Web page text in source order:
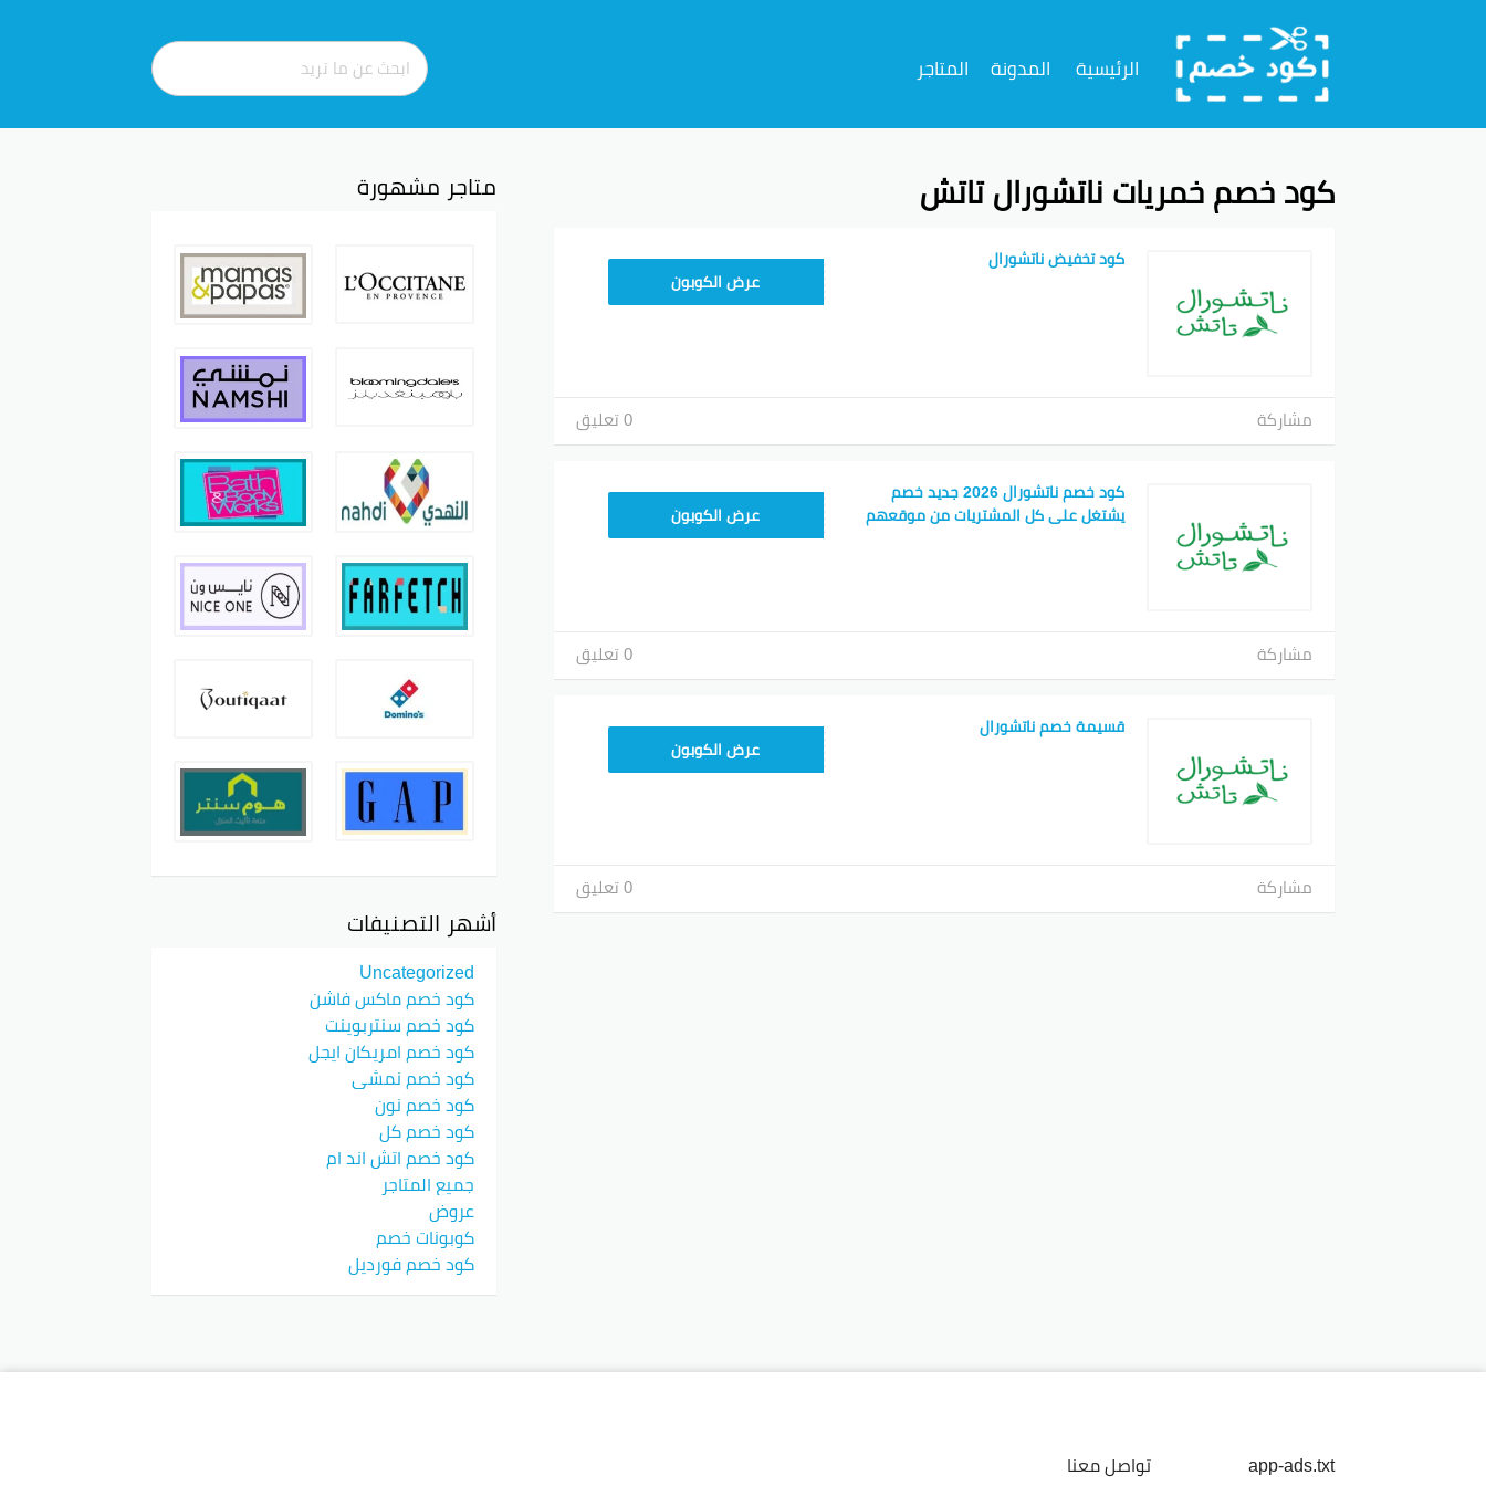
إلى
المحتوى
الرئيسية المدونة المتاجر
كود خصم خمريات ناتشورال تاتش
كود تخفيض ناتشورال
عرض الكوبون
مشاركة 0 تعليق
كود خصم ناتشورال 2026 جديد خصم
يشتغل على كل المشتريات من موقعهم
عرض الكوبون
مشاركة 0 تعليق
قسيمة خصم ناتشورال
عرض الكوبون
مشاركة 0 تعليق
متاجر مشهورة
أشهر التصنيفات
Uncategorized
كود خصم ماكس فاشن
كود خصم سنتربوينت
كود خصم امريكان ايجل
كود خصم نمشي
كود خصم نون
كود خصم كل
كود خصم اتش اند ام
جميع المتاجر
عروض
كوبونات خصم
كود خصم فورديل
app-ads.txt
تواصل معنا